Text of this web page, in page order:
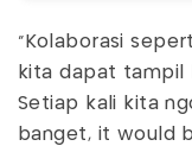
"Kolaborasi
kita dapat tampil
Setiap kali kita
banget, it would